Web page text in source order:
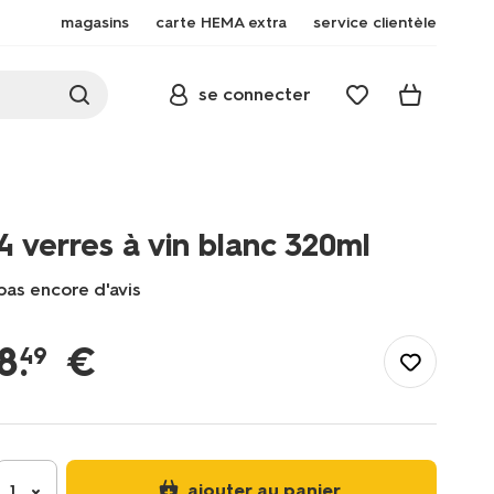
magasins carte HEMA extra service clientèle
se connecter
verres à vin blanc 320ml
encore d'avis
verres/verres-
champagne/4-
.
49 €